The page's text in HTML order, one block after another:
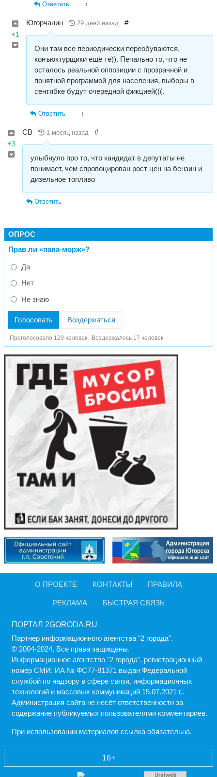
Ответить ↑
+1
Югорчанин 29 дней назад #
Они там все периодически переобуваются,
конъюктурщики ещё те)). Печально то, что не
осталось реальной оппозиции с прозрачной и
понятной программой для населения, выборы в
сентябке будут очередной фикцией(((.
Ответить ↑
+3
СВ 1 месяц назад #
улыбнуло про то, что кандидат в депутаты не
понимает, чем спровоцирован рост цен на бензин и
дизельное топливо
Ответить
ОПРОС
Прав ли «папа-морж»?
Да
Нет
Не знаю
Голосовать Воздержаться
Проголосовало 129 человек Воздержалось 17 человек
О ПРОЕКТЕ КОНТАКТЫ ПРАВИЛА
РЕКЛАМА БЫСТРАЯ СВЯЗЬ
ПОРТАЛ 2GORODA.RU
Партнер информационного агентства "2 города".
© 2004-2024, Все права защищены.
Информационное агентство "2 города", регистрационный
номер СМИ: ИА № ФС77-81371 выдан Федеральной
службой по надзору в сфере связи, информационных
технологий и массовых коммуникаций 15.07.2021 г..
Администрация cайта не несёт ответственности за
содержание публикуемых пользователями комментариев.
При использовании материалов ссылка обязательна.
16+